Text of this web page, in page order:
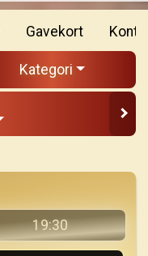
Gavekort
Kategori
19:30